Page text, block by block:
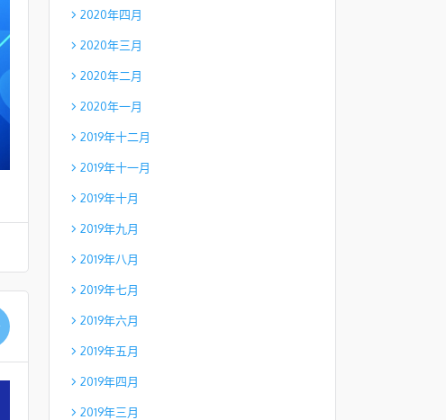
2020年四月
2020年三月
2020年二月
2020年一月
2019年十二月
2019年十一月
2019年十月
2019年九月
2019年八月
2019年七月
2019年六月
2019年五月
2019年四月
2019年三月